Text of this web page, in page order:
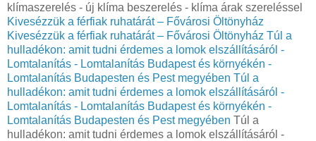
klímaszerelés - új klíma beszerelés - klíma árak szereléssel
Kivesézzük a férfiak ruhatárát – Fővárosi Öltönyház
Kivesézzük a férfiak ruhatárát – Fővárosi Öltönyház Túl a
hulladékon: amit tudni érdemes a lomok elszállításáról -
Lomtalanítás - Lomtalanítás Budapest és környékén -
Lomtalanítás Budapesten és Pest megyében Túl a
hulladékon: amit tudni érdemes a lomok elszállításáról -
Lomtalanítás - Lomtalanítás Budapest és környékén -
Lomtalanítás Budapesten és Pest megyében Túl a
hulladékon: amit tudni érdemes a lomok elszállításáról -